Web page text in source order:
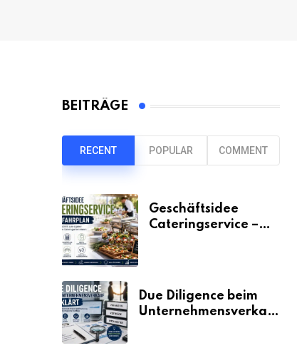
BEITRÄGE
RECENT POPULAR COMMENT
Geschäftsidee
Cateringservice –
Due Diligence beim
Unternehmensverkauf